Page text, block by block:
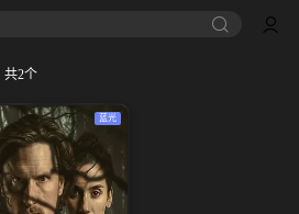
共2个
蓝光